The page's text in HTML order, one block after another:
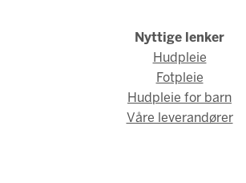
Nyttige lenker
Hudpleie
Fotpleie
Hudpleie for barn
Våre leverandører